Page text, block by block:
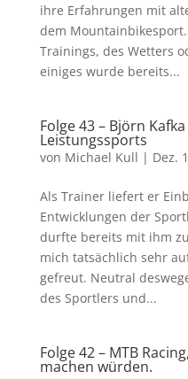
ihre Erfahrungen mit
dem
Trainings, des Wetters
einiges wurde bereits...
Folge 43 – Björn
Leistungssports
von Michael Kull | Dez.
Als Trainer liefert er
Entwicklungen der
durfte bereits mit ihm
mich tatsächlich sehr
gefreut. Neutral
des Sportlers und...
Folge 42 – MTB
machen würden.